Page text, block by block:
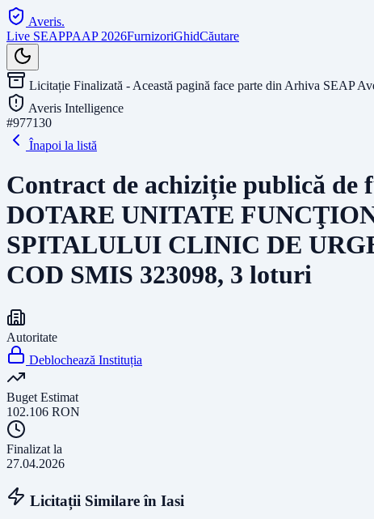
Averis.
Live SEAPPAAP 2026FurnizoriGhidCăutare
Licitație Finalizată - Această pagină face parte din Arhiva SEAP
Averis Intelligence
#977130
Înapoi la listă
Contract de achiziție publică
DOTARE UNITATE
SPITALULUI CLINIC DE
COD SMIS 323098, 3 loturi
Autoritate
Deblochează Instituția
Buget Estimat
102.106 RON
Finalizat la
27.04.2026
Licitații Similare în Iasi